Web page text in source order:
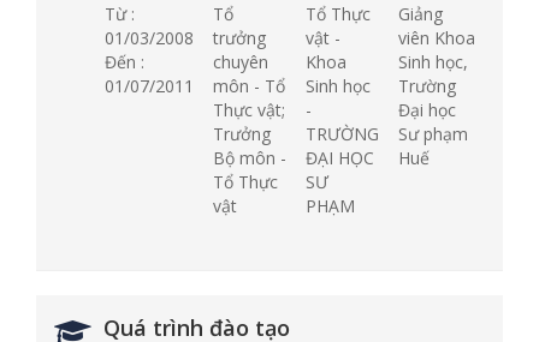
Từ :
01/03/2008
Đến :
01/07/2011
Tổ
trưởng
chuyên
môn - Tổ
Thực vật;
Trưởng
Bộ môn -
Tổ Thực
vật
Tổ Thực
vật -
Khoa
Sinh học
-
TRƯỜNG
ĐẠI HỌC
SƯ
PHẠM
Giảng
viên Khoa
Sinh học,
Trường
Đại học
Sư phạm
Huế
Quá trình đào tạo